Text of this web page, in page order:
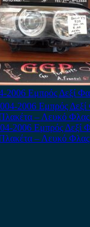
2006 Εμπρός Δεξί
2006 Εμπρός Δεξί
– Λευκό Φλας